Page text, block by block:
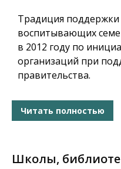
Традиция
воспитывающих
в 2012 году по
организаций при
правительства.
Читать полностью
Школы,